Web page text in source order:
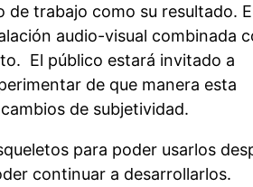
trabajo como su resultado.
audio-visual combinada
El público estará invitado a
de que manera esta
de subjetividad.
para poder usarlos
continuar a desarrollarlos.